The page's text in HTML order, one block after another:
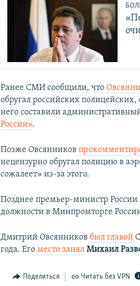
Ранее СМИ сообщили, что
обругал российских
него составили
России».
Позже Овсянников
нецензурно обругал полицию в
сожалеет» из-за этого.
Позднее премьер-министр России
должности в Минпромторге
Дмитрий Овсянников был главой
года. Его место занял Михаил
Поделиться Читать без VPN